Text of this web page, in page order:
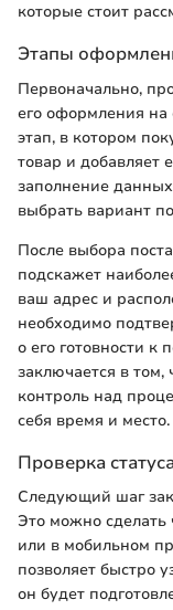
которые стоит
Этапы
Первоначально,
его оформления на
этап, в котором
товар и добавляет
заполнение
выбрать вариант
После выбора
подскажет
ваш адрес и
необходимо
о его готовности к
заключается в том,
контроль над
себя время и место.
Проверка
Следующий шаг
Это можно
или в мобильном
позволяет быстро
он будет